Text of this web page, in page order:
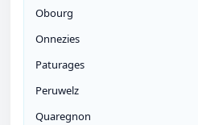
Obourg
Onnezies
Paturages
Peruwelz
Quaregnon